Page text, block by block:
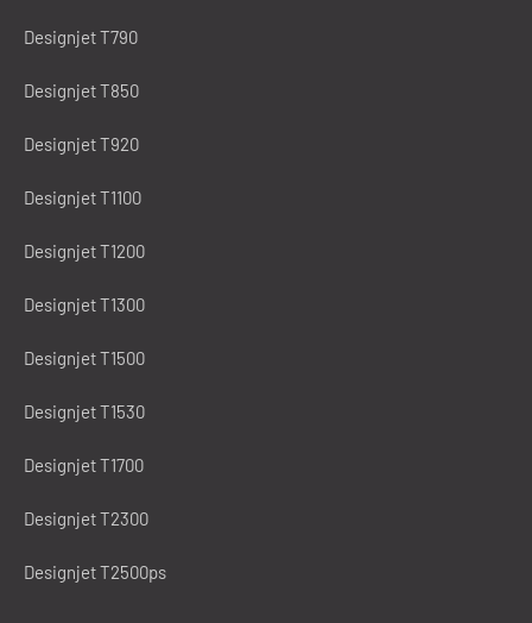
Designjet T790
Designjet T850
Designjet T920
Designjet T1100
Designjet T1200
Designjet T1300
Designjet T1500
Designjet T1530
Designjet T1700
Designjet T2300
Designjet T2500ps